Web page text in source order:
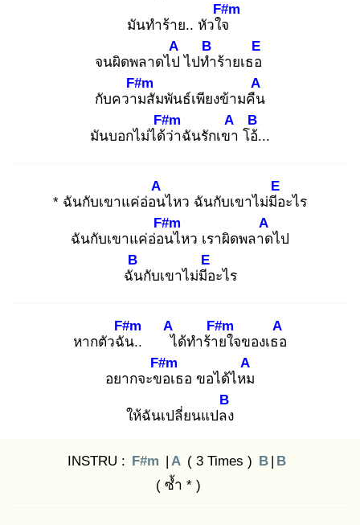
มันทำร้าย.. หัวใจ
F#m
จนผิดพลาดไป
A
ไปทำ
B
ร้ายเธอ
E
กับความ
F#m
สัมพันธ์เพียงข้ามคืน
A
มันบอกไม่ได้ว่
F#m
าฉันรักเขา
A
โอ้.
B
..
* ฉันกับเขาแค่อ่อน
A
ไหว ฉันกับเขาไม่มีอ
E
ะไร
ฉันกับเขาแค่อ่อน
F#m
ไหว เราผิดพลาด
A
ไป
ฉัน
B
กับเขาไม่มีอ
E
ะไร
หากตัวฉัน
F#m
.. ไ
A
ด้ทำร้าย
F#m
ใจของเธอ
A
อยากจะขอ
F#m
เธอ ขอได้ไหม
A
ให้ฉันเปลี่ยนแปลง
B
INSTRU : F#m | A ( 3 Times ) B | B
( ซ้ำ * )